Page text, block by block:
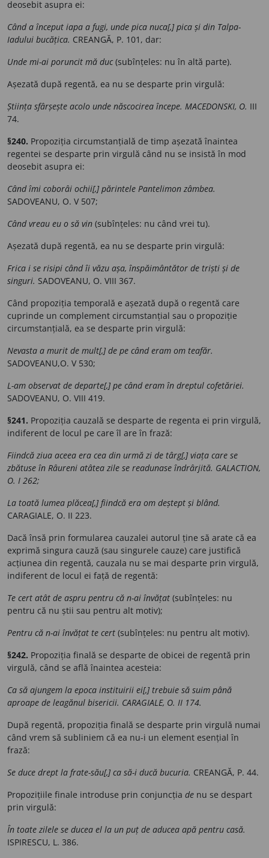
deosebit asupra ei:
Când a început iapa a fugi, unde pica nuca[,] pica și din Talpa-
Iadului bucățica. CREANGĂ, P. 101, dar:
Unde mi-ai poruncit mă duc(subînțeles: nu în altă parte).
Așezată după regentă, ea nu se desparte prin virgulă:
Știința sfârșește acolo unde născocirea începe. MACEDONSKI, O. III
74.
§240. Propoziția circumstanțială de timp așezată înaintea
regentei se desparte prin virgulă când nu se insistă în mod
deosebit asupra ei:
Când îmi coborâi ochii[,] părintele Pantelimon zâmbea.
SADOVEANU, O. V 507;
Când vreau eu o să vin (subînțeles: nu când vrei tu).
Așezată după regentă, ea nu se desparte prin virgulă:
Frica i se risipi când îi văzu așa, înspăimântător de triști și de
singuri. SADOVEANU, O. VIII 367.
Când propoziția temporală e așezată după o regentă care
cuprinde un complement circumstanțial sau o propoziție
circumstanțială, ea se desparte prin virgulă:
Nevasta a murit de mult[,] de pe când eram om teafăr.
SADOVEANU,O. V 530;
L-am observat de departe[,] pe când eram în dreptul cofetăriei.
SADOVEANU, O. VIII 419.
§241. Propoziția cauzală se desparte de regenta ei prin virgulă,
indiferent de locul pe care îl are în frază:
Fiindcă ziua aceea era cea din urmă zi de târg[,] viața care se
zbătuse în Râureni atâtea zile se readunase îndrârjită. GALACTION,
O. I 262;
La toată lumea plăcea[,] fiindcă era om deștept și blând.
CARAGIALE, O. II 223.
Dacă însă prin formularea cauzalei autorul ține să arate că ea
exprimă singura cauză (sau singurele cauze) care justifică
acțiunea din regentă, cauzala nu se mai desparte prin virgulă,
indiferent de locul ei față de regentă:
Te cert atât de aspru pentru că n-ai învățat (subînțeles: nu
pentru că nu știi sau pentru alt motiv);
Pentru că n-ai învățat te cert (subînțeles: nu pentru alt motiv).
§242. Propoziția finală se desparte de obicei de regentă prin
virgulă, când se află înaintea acesteia:
Ca să ajungem la epoca instituirii ei[,] trebuie să suim până
aproape de leagănul bisericii. CARAGIALE, O. II 174.
După regentă, propoziția finală se desparte prin virgulă numai
când vrem să subliniem că ea nu-i un element esențial în
frază:
Se duce drept la frate-său[,] ca să-i ducă bucuria. CREANGĂ, P. 44.
Propozițiile finale introduse prin conjuncția de nu se despart
prin virgulă:
În toate zilele se ducea el la un puț de aducea apă pentru casă.
ISPIRESCU, L. 386.